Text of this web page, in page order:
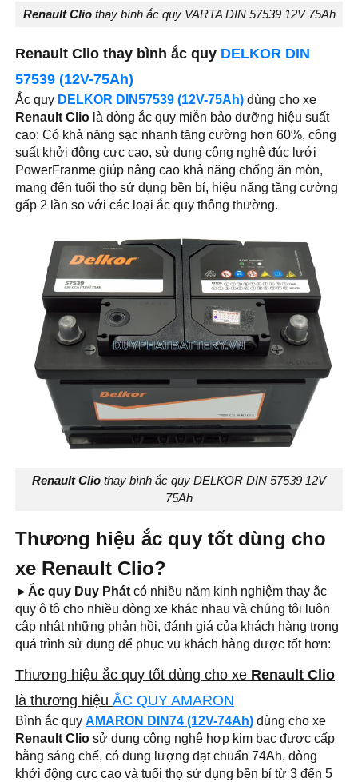
Renault Cliothay bình ắc quy VARTA DIN 57539 12V 75Ah
Renault Clio thay bình ắc quy DELKOR DIN
57539 (12V-75Ah)
Ắc quy DELKOR DIN57539 (12V-75Ah) dùng cho xe
Renault Clio là dòng ắc quy miễn bảo dưỡng hiệu suất
cao: Có khả năng sạc nhanh tăng cường hơn 60%, công
suất khởi động cực cao, sử dụng công nghệ đúc lưới
PowerFranme giúp nâng cao khả năng chống ăn mòn,
mang đến tuổi thọ sử dụng bền bỉ, hiệu năng tăng cường
gấp 2 lần so với các loại ắc quy thông thường.
Renault Clio thay bình ắc quy DELKOR DIN 57539 12V
75Ah
Thương hiệu ắc quy tốt dùng cho
xe Renault Clio?
►Ắc quy Duy Phátcó nhiều năm kinh nghiệm thay ắc
quy ô tô cho nhiều dòng xe khác nhau và chúng tôi luôn
cập nhật những phản hồi, đánh giá của khách hàng trong
quá trình sử dụng để phục vụ khách hàng được tốt hơn:
Thương hiệu ắc quy tốt dùng cho xe Renault Clio
là thương hiệu ẮC QUY AMARON
Bình ắc quy AMARON DIN74 (12V-74Ah) dùng cho xe
Renault Clio sử dụng công nghệ hợp kim bạc được cấp
bằng sáng chế, có dung lượng đạt chuẩn 74Ah, dòng
khởi động cực cao và tuổi thọ sử dụng bền bỉ từ 3 đến 5